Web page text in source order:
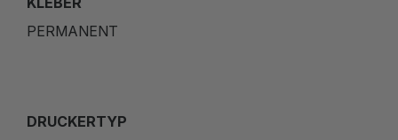
PERMANENT
DRUCKERTYP